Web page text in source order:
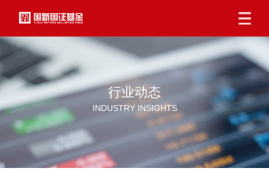
行业动态
INDUSTRY INSIGHTS